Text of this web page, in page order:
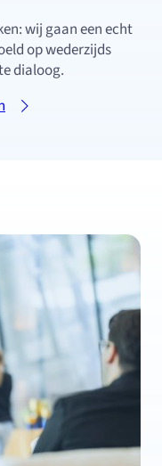
wij gaan een echt
op wederzijds
dialoog.